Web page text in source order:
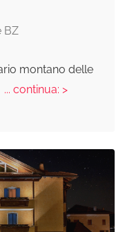
BZ
montano delle
... continua: >